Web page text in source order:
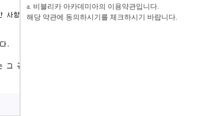
a. 비블리카 아카데미아의 이용약관입니다.
해당 약관에 동의하시기를 체크하시기 바랍니다.